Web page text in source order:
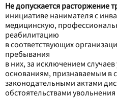
Не допускается расторжение
инициативе нанимателя с
медицинскую,
реабилитацию
в соответствующих
пребывания
в них, за исключением
основаниям, признаваемым в
законодательными актами
обстоятельствами увольнения